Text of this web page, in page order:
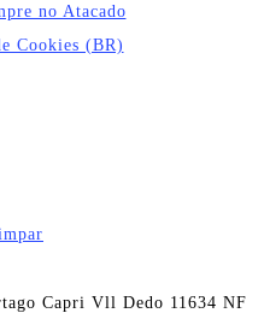
no Atacado
Cookies (BR)
Capri Vll Dedo 11634 NF